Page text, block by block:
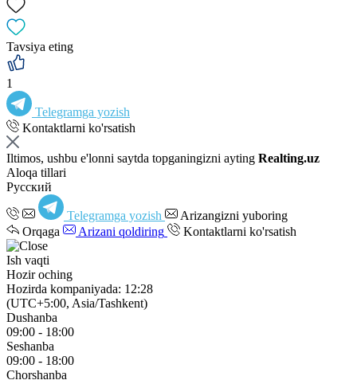
Tavsiya eting
1
Telegramga yozish
Kontaktlarni ko'rsatish
Iltimos, ushbu e'lonni saytda topganingizni ayting Realting.uz
Aloqa tillari
Русский
Telegramga yozish
Arizangizni yuboring
Orqaga
Arizani qoldiring Kontaktlarni ko'rsatish
Ish vaqti
Hozir oching
Hozirda kompaniyada: 12:28
(UTC+5:00, Asia/Tashkent)
Dushanba
09:00 - 18:00
Seshanba
09:00 - 18:00
Chorshanba